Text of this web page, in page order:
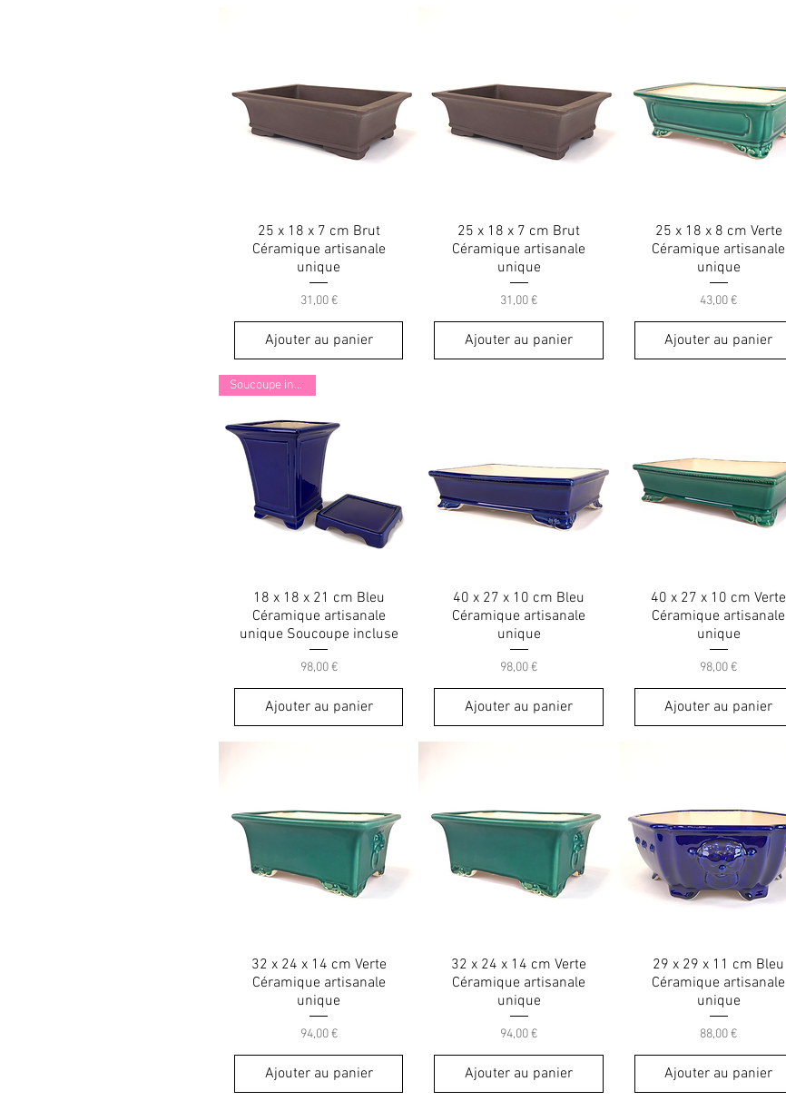
25 x 18 x 7 cm Brut
Céramique artisanale
unique
Prix
31,00 €
Ajouter au panier
25 x 18 x 7 cm Brut
Céramique artisanale
unique
Prix
31,00 €
Ajouter au panier
25 x 18 x 8 cm Verte
Céramique artisanale
unique
Prix
43,00 €
Ajouter au panier
Soucoupe incluse !
18 x 18 x 21 cm Bleu
Céramique artisanale
unique Soucoupe incluse
Prix
98,00 €
Ajouter au panier
40 x 27 x 10 cm Bleu
Céramique artisanale
unique
Prix
98,00 €
Ajouter au panier
40 x 27 x 10 cm Verte
Céramique artisanale
unique
Prix
98,00 €
Ajouter au panier
32 x 24 x 14 cm Verte
Céramique artisanale
unique
Prix
94,00 €
Ajouter au panier
32 x 24 x 14 cm Verte
Céramique artisanale
unique
Prix
94,00 €
Ajouter au panier
29 x 29 x 11 cm Bleu
Céramique artisanale
unique
Prix
88,00 €
Ajouter au panier